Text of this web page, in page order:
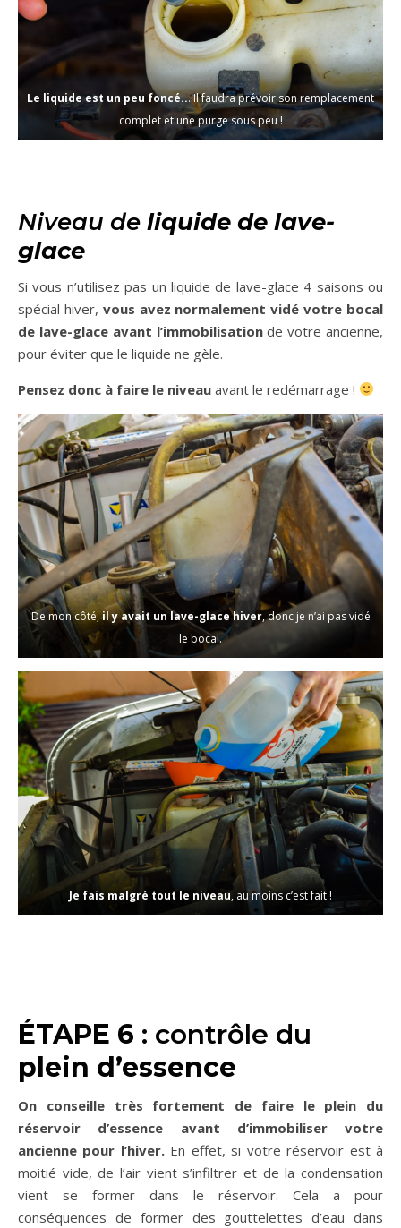
Le liquide est un peu foncé... Il faudra prévoir son remplacement
complet et une purge sous peu !
Niveau de liquide de lave-
glace
Si vous n’utilisez pas un liquide de lave-glace 4 saisons ou
spécial hiver, vous avez normalement vidé votre bocal
de lave-glace avant l’immobilisationde votre ancienne,
pour éviter que le liquide ne gèle.
Pensez donc à faire le niveau avant le redémarrage !
De mon côté,il y avait un lave-glace hiver, donc je n’ai pas vidé
le bocal.
Je fais malgré tout le niveau, au moins c’est fait !
ÉTAPE 6 : contrôle du
plein d’essence
On conseille très fortement de faire le plein du
réservoir d’essence avant d’immobiliser votre
ancienne pour l’hiver.En effet, si votre réservoir est à
moitié vide, de l’air vient s’infiltrer et de la condensation
vient se former dans le réservoir. Cela a pour
conséquences de former des gouttelettes d’eau dans